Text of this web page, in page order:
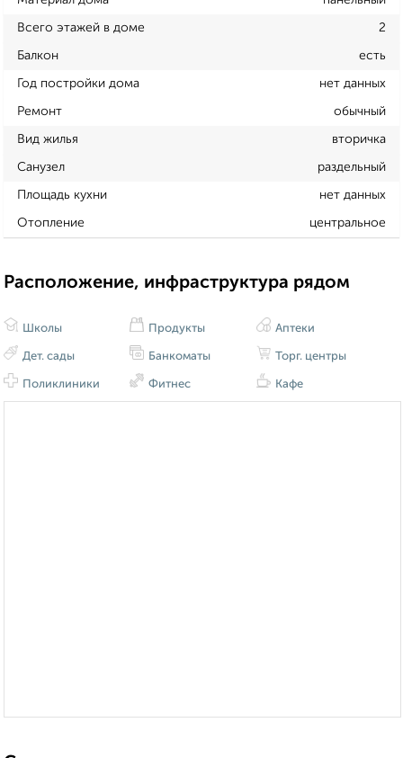
Всего этажей в доме 2
Балкон есть
Год постройки дома нет данных
Ремонт обычный
Вид жилья вторичка
Санузел раздельный
Площадь кухни нет данных
Отопление центральное
Расположение, инфраструктура рядом
Школы
Дет. сады
Поликлиники
Продукты
Банкоматы
Фитнес
Аптеки
Торг. центры
Кафе